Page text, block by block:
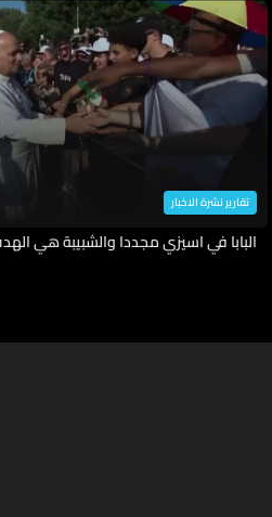
تقارير نشرة الاخبار
البابا في اسيزي مجددا والشبيبة هي